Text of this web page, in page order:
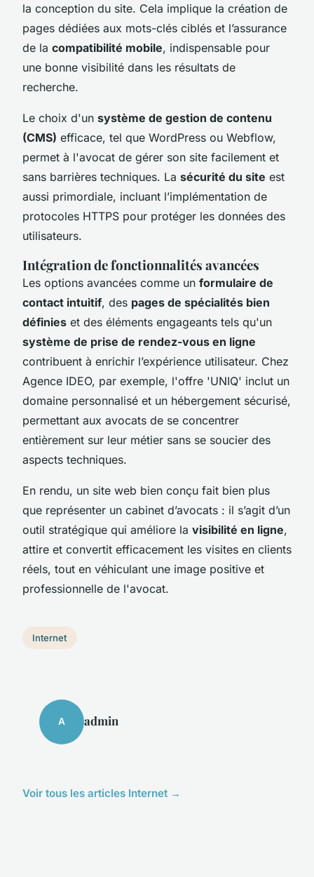
la conception du site. Cela implique la création de
pages dédiées aux mots-clés ciblés et l’assurance
de la compatibilité mobile, indispensable pour
une bonne visibilité dans les résultats de
recherche.
Le choix d'un système de gestion de contenu
(CMS) efficace, tel que WordPress ou Webflow,
permet à l'avocat de gérer son site facilement et
sans barrières techniques. La sécurité du site est
aussi primordiale, incluant l’implémentation de
protocoles HTTPS pour protéger les données des
utilisateurs.
Intégration de fonctionnalités avancées
Les options avancées comme un formulaire de
contact intuitif, des pages de spécialités bien
définies et des éléments engageants tels qu'un
système de prise de rendez-vous en ligne
contribuent à enrichir l’expérience utilisateur. Chez
Agence IDEO, par exemple, l'offre 'UNIQ' inclut un
domaine personnalisé et un hébergement sécurisé,
permettant aux avocats de se concentrer
entièrement sur leur métier sans se soucier des
aspects techniques.
En rendu, un site web bien conçu fait bien plus
que représenter un cabinet d’avocats : il s’agit d’un
outil stratégique qui améliore la visibilité en ligne,
attire et convertit efficacement les visites en clients
réels, tout en véhiculant une image positive et
professionnelle de l'avocat.
Internet
A admin
Voir tous les articles Internet →